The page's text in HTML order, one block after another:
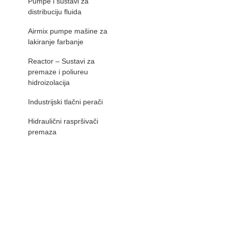
distribuciju fluida
Airmix pumpe mašine za
lakiranje farbanje
Reactor – Sustavi za
premaze i poliureu
hidroizolacija
Industrijski tlačni perači
Hidraulični raspršivači
premaza